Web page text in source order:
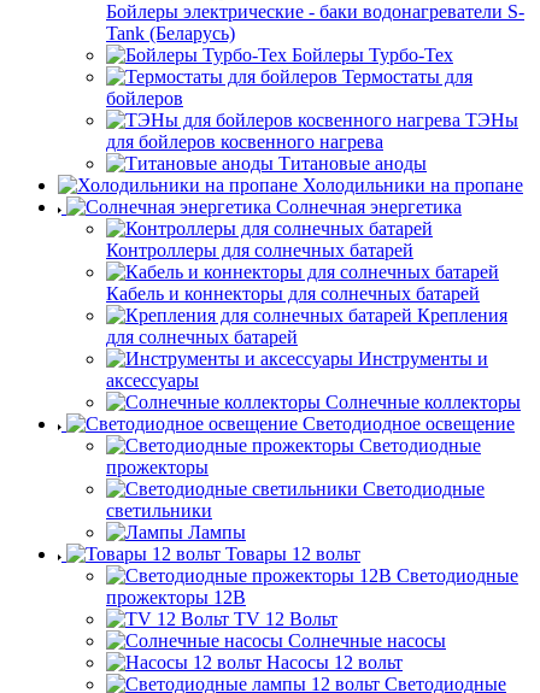
Бойлеры электрические - баки водонагреватели S-
Tank (Беларусь)
Бойлеры Турбо-Тех
Термостаты для
бойлеров
ТЭНы
для бойлеров косвенного нагрева
Титановые аноды
Холодильники на пропане
Солнечная энергетика
Контроллеры для солнечных батарей
Кабель и коннекторы для солнечных батарей
Крепления
для солнечных батарей
Инструменты и
аксессуары
Солнечные коллекторы
Светодиодное освещение
Светодиодные
прожекторы
Светодиодные
светильники
Лампы
Товары 12 вольт
Светодиодные
прожекторы 12В
TV 12 Вольт
Солнечные насосы
Насосы 12 вольт
Светодиодные